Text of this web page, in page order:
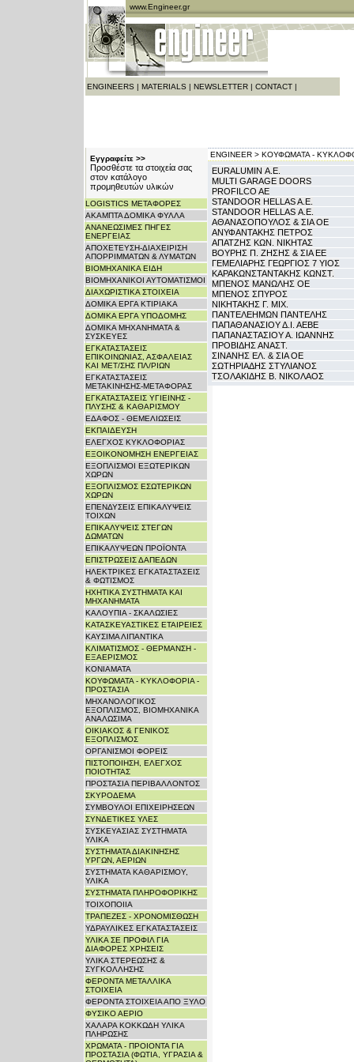
www.Engineer.gr
ENGINEERS | MATERIALS | NEWSLETTER| CONTACT|
Εγγραφείτε >>
Προσθέστε τα στοιχεία σας
στον κατάλογο
προμηθευτών υλικών
LOGISTICS ΜΕΤΑΦΟΡΕΣ
ΑΚΑΜΠΤΑ ΔΟΜΙΚΑ ΦΥΛΛΑ
ΑΝΑΝΕΩΣΙΜΕΣ ΠΗΓΕΣ
ΕΝΕΡΓΕΙΑΣ
ΑΠΟΧΕΤΕΥΣΗ-ΔΙΑΧΕΙΡΙΣΗ
ΑΠΟΡΡΙΜΜΑΤΩΝ & ΛΥΜΑΤΩΝ
ΒΙΟΜΗΧΑΝΙΚΑ ΕΙΔΗ
ΒΙΟΜΗΧΑΝΙΚΟΙ ΑΥΤΟΜΑΤΙΣΜΟΙ
ΔΙΑΧΩΡΙΣΤΙΚΑ ΣΤΟΙΧΕΙΑ
ΔΟΜΙΚΑ ΕΡΓΑ ΚΤΙΡΙΑΚΑ
ΔΟΜΙΚΑ ΕΡΓΑ ΥΠΟΔΟΜΗΣ
ΔΟΜΙΚΑ ΜΗΧΑΝΗΜΑΤΑ &
ΣΥΣΚΕΥΕΣ
ΕΓΚΑΤΑΣΤΑΣΕΙΣ
ΕΠΙΚΟΙΝΩΝΙΑΣ, ΑΣΦΑΛΕΙΑΣ
ΚΑΙ ΜΕΤ/ΣΗΣ ΠΛ/ΡΙΩΝ
ΕΓΚΑΤΑΣΤΑΣΕΙΣ
ΜΕΤΑΚΙΝΗΣΗΣ-ΜΕΤΑΦΟΡΑΣ
ΕΓΚΑΤΑΣΤΑΣΕΙΣ ΥΓΙΕΙΝΗΣ -
ΠΛΥΣΗΣ & ΚΑΘΑΡΙΣΜΟΥ
ΕΔΑΦΟΣ - ΘΕΜΕΛΙΩΣΕΙΣ
ΕΚΠΑΙΔΕΥΣΗ
ΕΛΕΓΧΟΣ ΚΥΚΛΟΦΟΡΙΑΣ
ΕΞΟΙΚΟΝΟΜΗΣΗ ΕΝΕΡΓΕΙΑΣ
ΕΞΟΠΛΙΣΜΟΙ ΕΞΩΤΕΡΙΚΩΝ
ΧΩΡΩΝ
ΕΞΟΠΛΙΣΜΟΣ ΕΣΩΤΕΡΙΚΩΝ
ΧΩΡΩΝ
ΕΠΕΝΔΥΣΕΙΣ ΕΠΙΚΑΛΥΨΕΙΣ
ΤΟΙΧΩΝ
ΕΠΙΚΑΛΥΨΕΙΣ ΣΤΕΓΩΝ
ΔΩΜΑΤΩΝ
ΕΠΙΚΑΛΥΨΕΩΝ ΠΡΟΪΟΝΤΑ
ΕΠΙΣΤΡΩΣΕΙΣ ΔΑΠΕΔΩΝ
ΗΛΕΚΤΡΙΚΕΣ ΕΓΚΑΤΑΣΤΑΣΕΙΣ
& ΦΩΤΙΣΜΟΣ
ΗΧΗΤΙΚΑ ΣΥΣΤΗΜΑΤΑ ΚΑΙ
ΜΗΧΑΝΗΜΑΤΑ
ΚΑΛΟΥΠΙΑ - ΣΚΑΛΩΣΙΕΣ
ΚΑΤΑΣΚΕΥΑΣΤΙΚΕΣ ΕΤΑΙΡΕΙΕΣ
ΚΑΥΣΙΜΑ ΛΙΠΑΝΤΙΚΑ
ΚΛΙΜΑΤΙΣΜΟΣ - ΘΕΡΜΑΝΣΗ -
ΕΞΑΕΡΙΣΜΟΣ
ΚΟΝΙΑΜΑΤΑ
ΚΟΥΦΩΜΑΤΑ - ΚΥΚΛΟΦΟΡΙΑ -
ΠΡΟΣΤΑΣΙΑ
ΜΗΧΑΝΟΛΟΓΙΚΟΣ
ΕΞΟΠΛΙΣΜΟΣ, ΒΙΟΜΗΧΑΝΙΚΑ
ΑΝΑΛΩΣΙΜΑ
ΟΙΚΙΑΚΟΣ & ΓΕΝΙΚΟΣ
ΕΞΟΠΛΙΣΜΟΣ
ΟΡΓΑΝΙΣΜΟΙ ΦΟΡΕΙΣ
ΠΙΣΤΟΠΟΙΗΣΗ, ΕΛΕΓΧΟΣ
ΠΟΙΟΤΗΤΑΣ
ΠΡΟΣΤΑΣΙΑ ΠΕΡΙΒΑΛΛΟΝΤΟΣ
ΣΚΥΡΟΔΕΜΑ
ΣΥΜΒΟΥΛΟΙ ΕΠΙΧΕΙΡΗΣΕΩΝ
ΣΥΝΔΕΤΙΚΕΣ ΥΛΕΣ
ΣΥΣΚΕΥΑΣΙΑΣ ΣΥΣΤΗΜΑΤΑ
ΥΛΙΚΑ
ΣΥΣΤΗΜΑΤΑ ΔΙΑΚΙΝΗΣΗΣ
ΥΡΓΩΝ, ΑΕΡΙΩΝ
ΣΥΣΤΗΜΑΤΑ ΚΑΘΑΡΙΣΜΟΥ,
ΥΛΙΚΑ
ΣΥΣΤΗΜΑΤΑ ΠΛΗΡΟΦΟΡΙΚΗΣ
ΤΟΙΧΟΠΟΙΙΑ
ΤΡΑΠΕΖΕΣ - ΧΡΟΝΟΜΙΣΘΩΣΗ
ΥΔΡΑΥΛΙΚΕΣ ΕΓΚΑΤΑΣΤΑΣΕΙΣ
ΥΛΙΚΑ ΣΕ ΠΡΟΦΙΛ ΓΙΑ
ΔΙΑΦΟΡΕΣ ΧΡΗΣΕΙΣ
ΥΛΙΚΑ ΣΤΕΡΕΩΣΗΣ &
ΣΥΓΚΟΛΛΗΣΗΣ
ΦΕΡΟΝΤΑ ΜΕΤΑΛΛΙΚΑ
ΣΤΟΙΧΕΙΑ
ΦΕΡΟΝΤΑ ΣΤΟΙΧΕΙΑ ΑΠΟ ΞΥΛΟ
ΦΥΣΙΚΟ ΑΕΡΙΟ
ΧΑΛΑΡΑ ΚΟΚΚΩΔΗ ΥΛΙΚΑ
ΠΛΗΡΩΣΗΣ
ΧΡΩΜΑΤΑ - ΠΡΟΙΟΝΤΑ ΓΙΑ
ΠΡΟΣΤΑΣΙΑ (ΦΩΤΙΑ, ΥΓΡΑΣΙΑ &
ENGINEER > ΚΟΥΦΩΜΑΤΑ -
EURALUMIN Α.Ε.
MULTI GARAGE DOORS
PROFILCO AE
STANDOOR HELLAS A.E.
STANDOOR HELLAS Α.Ε.
ΑΘΑΝΑΣΟΠΟΥΛΟΣ & ΣΙΑ ΟΕ
ΑΝΥΦΑΝΤΑΚΗΣ ΠΕΤΡΟΣ
ΑΠΑΤΖΗΣ ΚΩΝ. ΝΙΚΗΤΑΣ
ΒΟΥΡΗΣ Π. ΖΗΣΗΣ & ΣΙΑ ΕΕ
ΓΕΜΕΛΙΑΡΗΣ ΓΕΩΡΓΙΟΣ 7 ΥΙΟΣ
ΚΑΡΑΚΩΝΣΤΑΝΤΑΚΗΣ ΚΩΝΣΤ.
ΜΠΕΝΟΣ ΜΑΝΩΛΗΣ ΟΕ
ΜΠΕΝΟΣ ΣΠΥΡΟΣ
ΝΙΚΗΤΑΚΗΣ Γ. ΜΙΧ.
ΠΑΝΤΕΛΕΗΜΩΝ ΠΑΝΤΕΛΗΣ
ΠΑΠΑΘΑΝΑΣΙΟΥ Δ.Ι. ΑΕΒΕ
ΠΑΠΑΝΑΣΤΑΣΙΟΥ Α. ΙΩΑΝΝΗΣ
ΠΡΟΒΙΔΗΣ ΑΝΑΣΤ.
ΣΙΝΑΝΗΣ ΕΛ. & ΣΙΑ ΟΕ
ΣΩΤΗΡΙΑΔΗΣ ΣΤΥΛΙΑΝΟΣ
ΤΣΟΛΑΚΙΔΗΣ Β. ΝΙΚΟΛΑΟΣ